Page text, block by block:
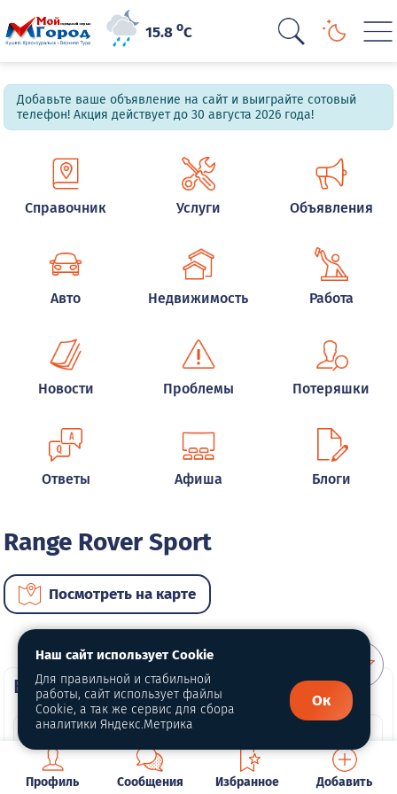
15.8oC
Добавьте ваше объявление на сайт и выиграйте сотовый
телефон! Акция действует до 30 августа 2026 года!
Справочник Услуги Объявления
Авто Недвижимость Работа
Новости Проблемы Потеряшки
Ответы Афиша Блоги
Range Rover Sport
Посмотреть на карте
ВИП автомобили
Профиль Сообщения Избранное Добавить
Наш сайт использует Cookie
Для правильной и стабильной
работы, сайт использует файлы
Cookie, а так же сервис для сбора
аналитики Яндекс.Метрика
Ок